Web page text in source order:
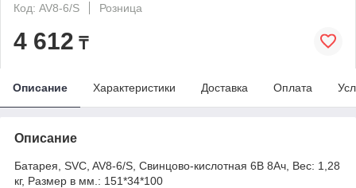
Код: AV8-6/S
Розница
4 612 ₸
Описание Характеристики Доставка Оплата
Описание
Батарея, SVC, AV8-6/S, Свинцово-кислотная 6В 8Ач, Вес: 1,28
кг, Размер в мм.: 151*34*100